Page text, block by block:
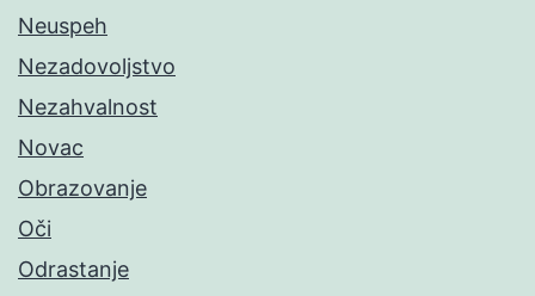
Neuspeh
Nezadovoljstvo
Nezahvalnost
Novac
Obrazovanje
Oči
Odrastanje